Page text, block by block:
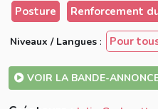
Posture Renforcement
Niveaux / Langues : Pour
VOIR LA BANDE-